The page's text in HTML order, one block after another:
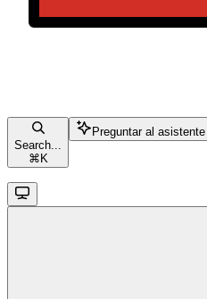
Search...
⌘ K
Preguntar al asistente